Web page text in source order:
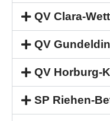
QV Clara-
QV
QV Horburg-
SP Riehen-